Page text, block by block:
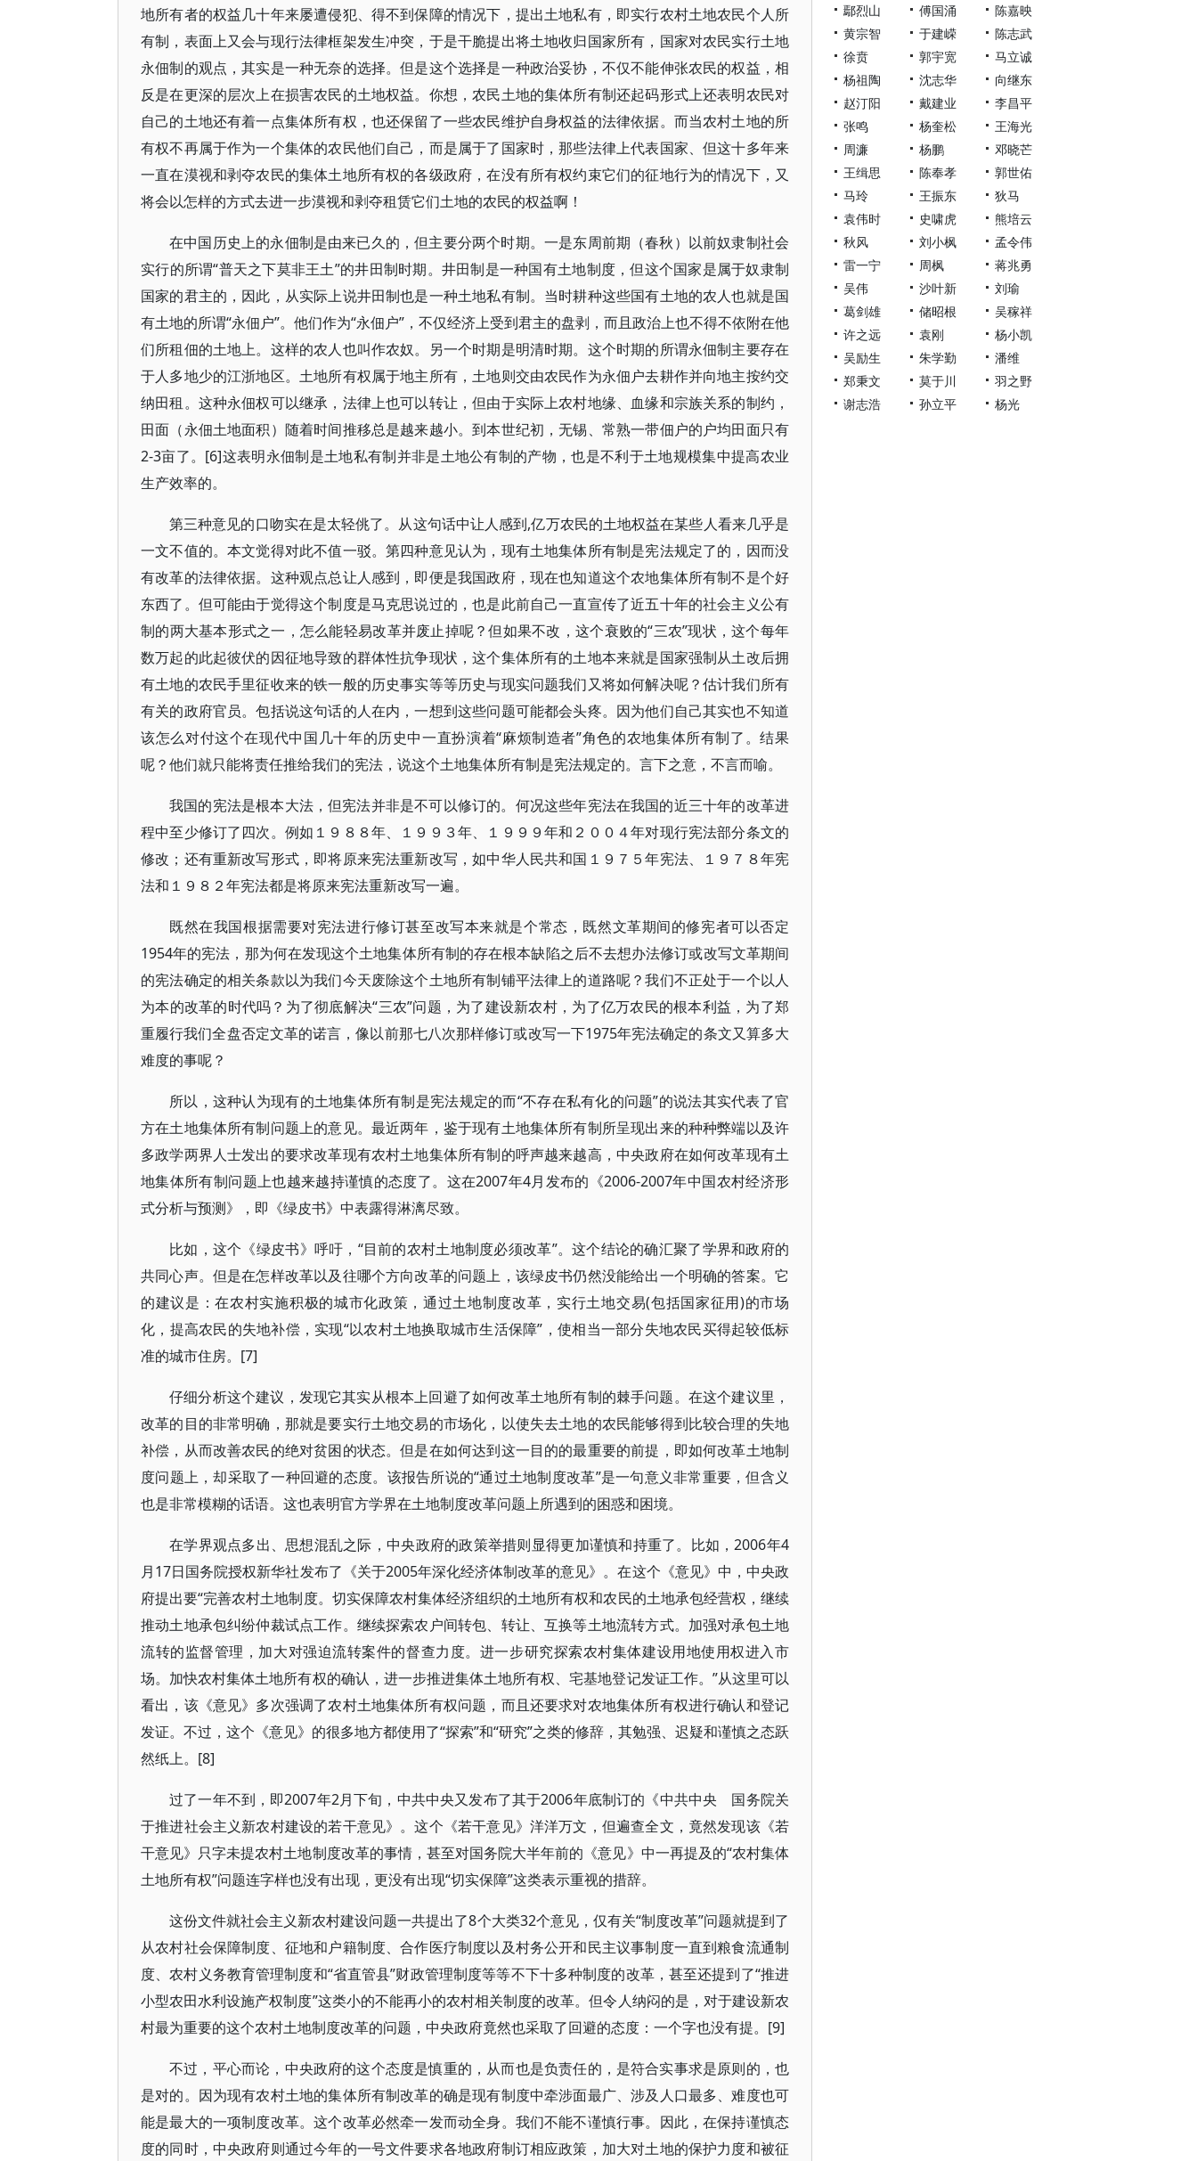
地所有者的权益几十年来屡遭侵犯、得不到保障的情况下，提出土地私有，即实行农村土地农民个人所
有制，表面上又会与现行法律框架发生冲突，于是干脆提出将土地收归国家所有，国家对农民实行土地
永佃制的观点，其实是一种无奈的选择。但是这个选择是一种政治妥协，不仅不能伸张农民的权益，相
反是在更深的层次上在损害农民的土地权益。你想，农民土地的集体所有制还起码形式上还表明农民对
自己的土地还有着一点集体所有权，也还保留了一些农民维护自身权益的法律依据。而当农村土地的所
有权不再属于作为一个集体的农民他们自己，而是属于了国家时，那些法律上代表国家、但这十多年来
一直在漠视和剥夺农民的集体土地所有权的各级政府，在没有所有权约束它们的征地行为的情况下，又
将会以怎样的方式去进一步漠视和剥夺租赁它们土地的农民的权益啊！
在中国历史上的永佃制是由来已久的，但主要分两个时期。一是东周前期（春秋）以前奴隶制社会
实行的所谓“普天之下莫非王土”的井田制时期。井田制是一种国有土地制度，但这个国家是属于奴隶制
国家的君主的，因此，从实际上说井田制也是一种土地私有制。当时耕种这些国有土地的农人也就是国
有土地的所谓“永佃户”。他们作为“永佃户”，不仅经济上受到君主的盘剥，而且政治上也不得不依附在他
们所租佃的土地上。这样的农人也叫作农奴。另一个时期是明清时期。这个时期的所谓永佃制主要存在
于人多地少的江浙地区。土地所有权属于地主所有，土地则交由农民作为永佃户去耕作并向地主按约交
纳田租。这种永佃权可以继承，法律上也可以转让，但由于实际上农村地缘、血缘和宗族关系的制约，
田面（永佃土地面积）随着时间推移总是越来越小。到本世纪初，无锡、常熟一带佃户的户均田面只有
2-3亩了。[6]这表明永佃制是土地私有制并非是土地公有制的产物，也是不利于土地规模集中提高农业
生产效率的。
第三种意见的口吻实在是太轻佻了。从这句话中让人感到,亿万农民的土地权益在某些人看来几乎是
一文不值的。本文觉得对此不值一驳。第四种意见认为，现有土地集体所有制是宪法规定了的，因而没
有改革的法律依据。这种观点总让人感到，即便是我国政府，现在也知道这个农地集体所有制不是个好
东西了。但可能由于觉得这个制度是马克思说过的，也是此前自己一直宣传了近五十年的社会主义公有
制的两大基本形式之一，怎么能轻易改革并废止掉呢？但如果不改，这个衰败的“三农”现状，这个每年
数万起的此起彼伏的因征地导致的群体性抗争现状，这个集体所有的土地本来就是国家强制从土改后拥
有土地的农民手里征收来的铁一般的历史事实等等历史与现实问题我们又将如何解决呢？估计我们所有
有关的政府官员。包括说这句话的人在内，一想到这些问题可能都会头疼。因为他们自己其实也不知道
该怎么对付这个在现代中国几十年的历史中一直扮演着“麻烦制造者”角色的农地集体所有制了。结果
呢？他们就只能将责任推给我们的宪法，说这个土地集体所有制是宪法规定的。言下之意，不言而喻。
我国的宪法是根本大法，但宪法并非是不可以修订的。何况这些年宪法在我国的近三十年的改革进
程中至少修订了四次。例如１９８８年、１９９３年、１９９９年和２００４年对现行宪法部分条文的
修改；还有重新改写形式，即将原来宪法重新改写，如中华人民共和国１９７５年宪法、１９７８年宪
法和１９８２年宪法都是将原来宪法重新改写一遍。
既然在我国根据需要对宪法进行修订甚至改写本来就是个常态，既然文革期间的修宪者可以否定
1954年的宪法，那为何在发现这个土地集体所有制的存在根本缺陷之后不去想办法修订或改写文革期间
的宪法确定的相关条款以为我们今天废除这个土地所有制铺平法律上的道路呢？我们不正处于一个以人
为本的改革的时代吗？为了彻底解决“三农”问题，为了建设新农村，为了亿万农民的根本利益，为了郑
重履行我们全盘否定文革的诺言，像以前那七八次那样修订或改写一下1975年宪法确定的条文又算多大
难度的事呢？
所以，这种认为现有的土地集体所有制是宪法规定的而“不存在私有化的问题”的说法其实代表了官
方在土地集体所有制问题上的意见。最近两年，鉴于现有土地集体所有制所呈现出来的种种弊端以及许
多政学两界人士发出的要求改革现有农村土地集体所有制的呼声越来越高，中央政府在如何改革现有土
地集体所有制问题上也越来越持谨慎的态度了。这在2007年4月发布的《2006-2007年中国农村经济形
式分析与预测》，即《绿皮书》中表露得淋漓尽致。
比如，这个《绿皮书》呼吁，“目前的农村土地制度必须改革”。这个结论的确汇聚了学界和政府的
共同心声。但是在怎样改革以及往哪个方向改革的问题上，该绿皮书仍然没能给出一个明确的答案。它
的建议是：在农村实施积极的城市化政策，通过土地制度改革，实行土地交易(包括国家征用)的市场
化，提高农民的失地补偿，实现“以农村土地换取城市生活保障”，使相当一部分失地农民买得起较低标
准的城市住房。[7]
仔细分析这个建议，发现它其实从根本上回避了如何改革土地所有制的棘手问题。在这个建议里，
改革的目的非常明确，那就是要实行土地交易的市场化，以使失去土地的农民能够得到比较合理的失地
补偿，从而改善农民的绝对贫困的状态。但是在如何达到这一目的的最重要的前提，即如何改革土地制
度问题上，却采取了一种回避的态度。该报告所说的“通过土地制度改革”是一句意义非常重要，但含义
也是非常模糊的话语。这也表明官方学界在土地制度改革问题上所遇到的困惑和困境。
在学界观点多出、思想混乱之际，中央政府的政策举措则显得更加谨慎和持重了。比如，2006年4
月17日国务院授权新华社发布了《关于2005年深化经济体制改革的意见》。在这个《意见》中，中央政
府提出要“完善农村土地制度。切实保障农村集体经济组织的土地所有权和农民的土地承包经营权，继续
推动土地承包纠纷仲裁试点工作。继续探索农户间转包、转让、互换等土地流转方式。加强对承包土地
流转的监督管理，加大对强迫流转案件的督查力度。进一步研究探索农村集体建设用地使用权进入市
场。加快农村集体土地所有权的确认，进一步推进集体土地所有权、宅基地登记发证工作。”从这里可以
看出，该《意见》多次强调了农村土地集体所有权问题，而且还要求对农地集体所有权进行确认和登记
发证。不过，这个《意见》的很多地方都使用了“探索”和“研究”之类的修辞，其勉强、迟疑和谨慎之态跃
然纸上。[8]
过了一年不到，即2007年2月下旬，中共中央又发布了其于2006年底制订的《中共中央 国务院关
于推进社会主义新农村建设的若干意见》。这个《若干意见》洋洋万文，但遍查全文，竟然发现该《若
干意见》只字未提农村土地制度改革的事情，甚至对国务院大半年前的《意见》中一再提及的“农村集体
土地所有权”问题连字样也没有出现，更没有出现“切实保障”这类表示重视的措辞。
这份文件就社会主义新农村建设问题一共提出了8个大类32个意见，仅有关“制度改革”问题就提到了
从农村社会保障制度、征地和户籍制度、合作医疗制度以及村务公开和民主议事制度一直到粮食流通制
度、农村义务教育管理制度和“省直管县”财政管理制度等等不下十多种制度的改革，甚至还提到了“推进
小型农田水利设施产权制度”这类小的不能再小的农村相关制度的改革。但令人纳闷的是，对于建设新农
村最为重要的这个农村土地制度改革的问题，中央政府竟然也采取了回避的态度：一个字也没有提。[9]
不过，平心而论，中央政府的这个态度是慎重的，从而也是负责任的，是符合实事求是原则的，也
是对的。因为现有农村土地的集体所有制改革的确是现有制度中牵涉面最广、涉及人口最多、难度也可
能是最大的一项制度改革。这个改革必然牵一发而动全身。我们不能不谨慎行事。因此，在保持谨慎态
度的同时，中央政府则通过今年的一号文件要求各地政府制订相应政策，加大对土地的保护力度和被征
鄢烈山
傅国涌
陈嘉映
黄宗智
于建嵘
陈志武
徐贲
郭宇宽
马立诚
杨祖陶
沈志华
向继东
赵汀阳
戴建业
李昌平
张鸣
杨奎松
王海光
周濂
杨鹏
邓晓芒
王缉思
陈奉孝
郭世佑
马玲
王振东
狄马
袁伟时
史啸虎
熊培云
秋风
刘小枫
孟令伟
雷一宁
周枫
蒋兆勇
吴伟
沙叶新
刘瑜
葛剑雄
储昭根
吴稼祥
许之远
袁刚
杨小凯
吴励生
朱学勤
潘维
郑秉文
莫于川
羽之野
谢志浩
孙立平 杨光